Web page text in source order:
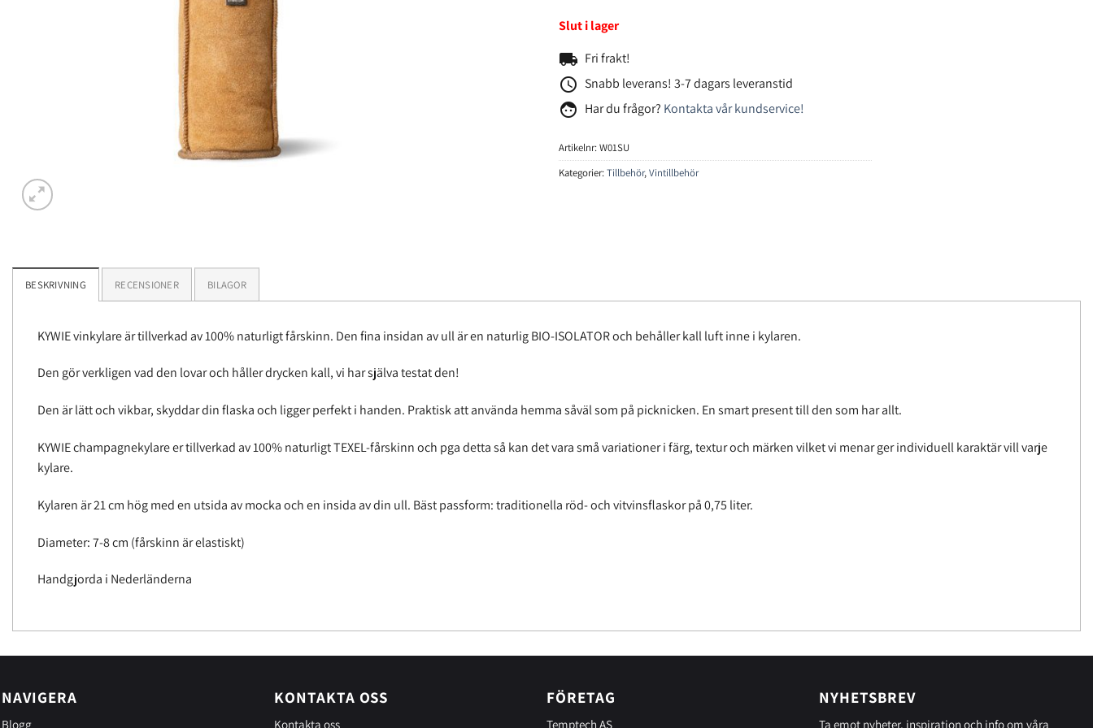
Slut i lager
local_shipping Fri frakt!
access_time Snabb leverans! 3-7 dagars leveranstid
face Har du frågor? Kontakta vår kundservice!
Artikelnr:W01SU
Kategorier:Tillbehör,Vintillbehör
BESKRIVNING RECENSIONER BILAGOR
KYWIE vinkylare är tillverkad av 100% naturligt fårskinn. Den fina insidan av ull är en naturlig BIO-ISOLATOR och behåller kall luft inne i kylaren.
Den gör verkligen vad den lovar och håller drycken kall, vi har själva testat den!
Den är lätt och vikbar, skyddar din flaska och ligger perfekt i handen. Praktisk att använda hemma såväl som på picknicken. En smart present till den som har allt.
KYWIE champagnekylare er tillverkad av 100% naturligt TEXEL-fårskinn och pga detta så kan det vara små variationer i färg, textur och märken vilket vi menar ger individuell karaktär vill varje
kylare.
Kylaren är 21 cm hög med en utsida av mocka och en insida av din ull. Bäst passform: traditionella röd- och vitvinsflaskor på 0,75 liter.
Diameter: 7-8 cm (fårskinn är elastiskt)
Handgjorda i Nederländerna
NAVIGERA
Blogg
KONTAKTA OSS
Kontakta oss
FÖRETAG
Temptech AS
NYHETSBREV
Ta emot nyheter, inspiration och info om våra